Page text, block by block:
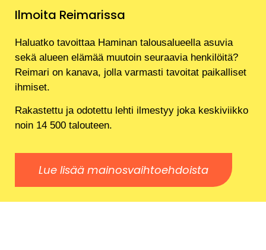
Ilmoita Reimarissa
Haluatko tavoittaa Haminan talousalueella asuvia
sekä alueen elämää muutoin seuraavia henkilöitä?
Reimari on kanava, jolla varmasti tavoitat paikalliset
ihmiset.
Rakastettu ja odotettu lehti ilmestyy joka keskiviikko
noin 14 500 talouteen.
Lue lisää mainosvaihtoehdoista